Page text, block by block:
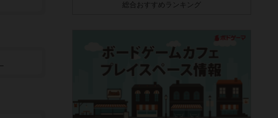
総合おすすめランキング